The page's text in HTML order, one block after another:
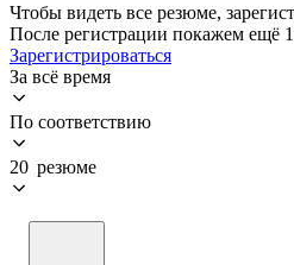
Чтобы видеть все резюме,
После регистрации покажем ещё
Зарегистрироваться
За всё время
По соответствию
20 резюме